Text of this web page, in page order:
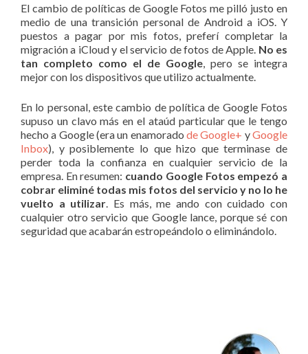
El cambio de políticas de Google Fotos me pilló justo en
medio de una transición personal de Android a iOS. Y
puestos a pagar por mis fotos, preferí completar la
migración a iCloud y el servicio de fotos de Apple. No es
tan completo como el de Google , pero se integra
mejor con los dispositivos que utilizo actualmente.
En lo personal, este cambio de política de Google Fotos
supuso un clavo más en el ataúd particular que le tengo
hecho a Google (era un enamorado de Google+ yGoogle
Inbox), y posiblemente lo que hizo que terminase de
perder toda la confianza en cualquier servicio de la
empresa. En resumen: cuando Google Fotos empezó a
cobrar eliminé todas mis fotos del servicio y no lo he
vuelto a utilizar . Es más, me ando con cuidado con
cualquier otro servicio que Google lance, porque sé con
seguridad que acabarán estropeándolo o eliminándolo.